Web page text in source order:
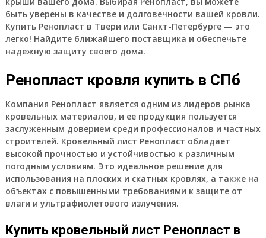
быть уверены в качестве и долговечности вашей кровли.
Купить Ренопласт в Твери или Санкт-Петербурге — это
легко! Найдите ближайшего поставщика и обеспечьте
надежную защиту своего дома.
Ренопласт кровля купить в СПб
Компания Ренопласт является одним из лидеров рынка
кровельных материалов, и ее продукция пользуется
заслуженным доверием среди профессионалов и частных
строителей. Кровельный лист Ренопласт обладает
высокой прочностью и устойчивостью к различным
погодным условиям. Это идеальное решение для
использования на плоских и скатных кровлях, а также на
объектах с повышенными требованиями к защите от
влаги и ультрафиолетового излучения.
Купить кровельный лист Ренопласт в